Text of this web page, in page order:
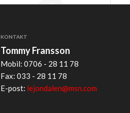
KONTAKT
Tommy Fransson
Mobil: 0706 - 28 11 78
Fax: 033 - 28 11 78
E-post: lejondalen@msn.com